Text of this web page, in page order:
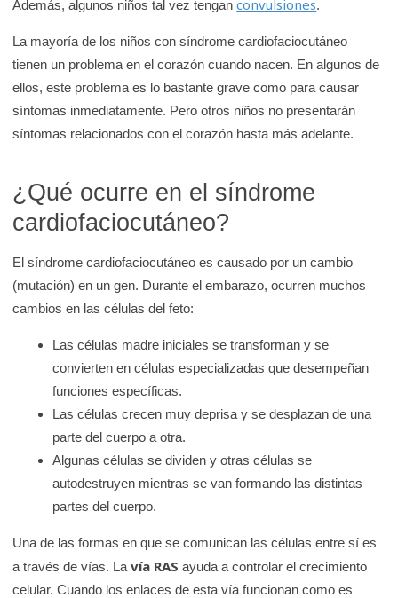
Además, algunos niños tal vez tenganconvulsiones.
La mayoría de los niños con síndrome cardiofaciocutáneo
tienen un problema en el corazón cuando nacen. En algunos de
ellos, este problema es lo bastante grave como para causar
síntomas inmediatamente. Pero otros niños no presentarán
síntomas relacionados con el corazón hasta más adelante.
¿Qué ocurre en el síndrome
cardiofaciocutáneo?
El síndrome cardiofaciocutáneo es causado por un cambio
(mutación) en un gen. Durante el embarazo, ocurren muchos
cambios en las células del feto:
Las células madre iniciales se transforman y se
convierten en células especializadas que desempeñan
funciones específicas.
Las células crecen muy deprisa y se desplazan de una
parte del cuerpo a otra.
Algunas células se dividen y otras células se
autodestruyen mientras se van formando las distintas
partes del cuerpo.
Una de las formas en que se comunican las células entre sí es
a través de vías. Lavía RAS ayuda a controlar el crecimiento
celular. Cuando los enlaces de esta vía funcionan como es